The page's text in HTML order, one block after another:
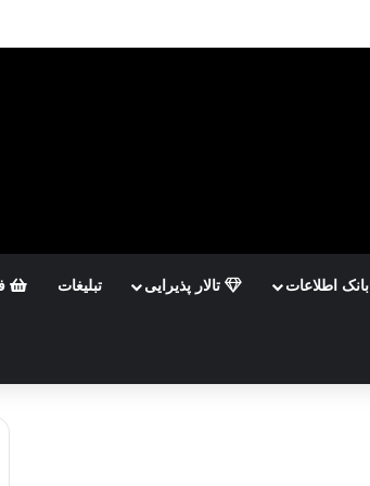
بانک اطلاعات تالار پذیرایی تبلیغات